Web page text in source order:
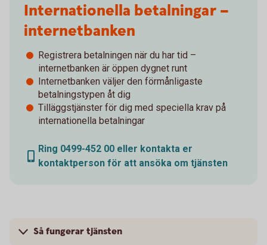
Internationella betalningar –
internetbanken
Registrera betalningen när du har tid –
internetbanken är öppen dygnet runt
Internetbanken väljer den förmånligaste
betalningstypen åt dig
Tilläggstjänster för dig med speciella krav på
internationella betalningar
Ring 0499-452 00 eller kontakta er
kontaktperson för att ansöka om tjänsten
Så fungerar tjänsten